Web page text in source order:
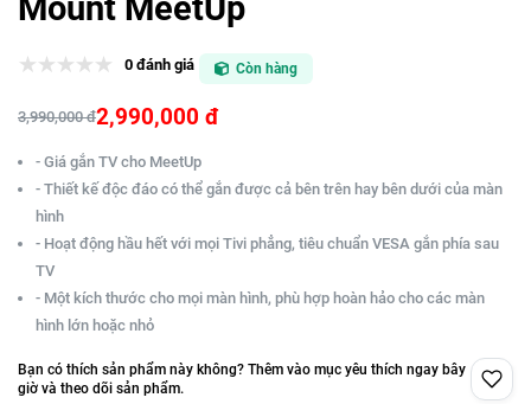
Mount MeetUp
0 đánh giá Còn hàng
3,990,000 đ2,990,000 đ
- Giá gắn TV cho MeetUp
- Thiết kế độc đáo có thể gắn được cả bên trên hay bên dưới của màn
hình
- Hoạt động hầu hết với mọi Tivi phẳng, tiêu chuẩn VESA gắn phía sau
TV
- Một kích thước cho mọi màn hình, phù hợp hoàn hảo cho các màn
hình lớn hoặc nhỏ
Bạn có thích sản phẩm này không? Thêm vào mục yêu thích ngay bây
giờ và theo dõi sản phẩm.